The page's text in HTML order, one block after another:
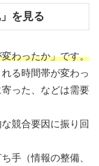
を見る
わったか」です。
る時間帯が変わっ
った、などは需要
競合要因に振り回
手（情報の整備、